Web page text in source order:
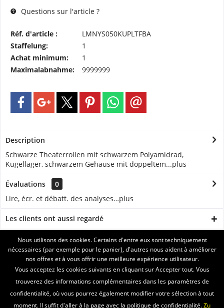
Questions sur l'article ?
Réf. d'article :
LMNYS050KUPLTFBA
Staffelung:
1
Achat minimum:
1
Maximalabnahme:
9999999
Description
Schwarze Theaterrollen mit schwarzem Polyamidrad,
Kugellager, schwarzem Gehäuse mit doppeltem...plus
Évaluations
0
Lire, écr. et débatt. des analyses…plus
Les clients ont aussi regardé
ASSISTANCE
SERVICE
INFORMATIONS
Nous utilisons des cookies. Certains d'entre eux sont techniquement
nécessaires (par exemple pour le panier), d'autres nous aident à améliorer
nos offres et à vous offrir une meilleure expérience utilisateur.
Vous acceptez les cookies suivants en cliquant sur Accepter tout. Vous
trouverez des informations complémentaires dans les paramètres de
confidentialité, où vous pourrez également modifier votre sélection à tout
moment. Il suffit d'aller à la page avec la politique de confidentialité.Zu